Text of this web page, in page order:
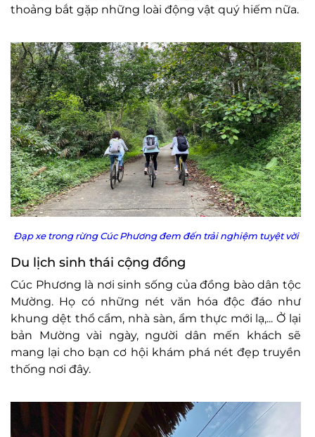
thoảng bắt gặp những loài động vật quý hiếm nữa.
Đạp xe trong rừng Cúc Phương đem đến trải nghiệm tuyệt vời
Du lịch sinh thái cộng đồng
Cúc Phương là nơi sinh sống của đồng bào dân tộc
Mường. Họ có những nét văn hóa độc đáo như
khung dệt thổ cẩm, nhà sàn, ẩm thực mới lạ,... Ở lại
bản Mường vài ngày, người dân mến khách sẽ
mang lại cho bạn cơ hội khám phá nét đẹp truyền
thống nơi đây.